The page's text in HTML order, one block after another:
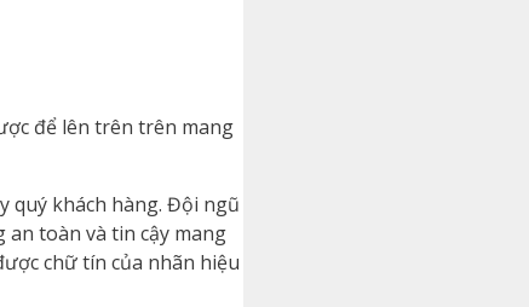
để lên trên trên mang
quý khách hàng. Đội ngũ
toàn và tin cậy mang
chữ tín của nhãn hiệu